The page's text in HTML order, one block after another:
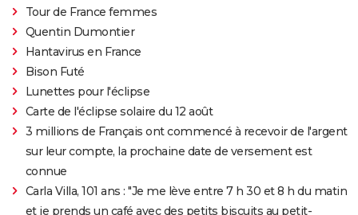
Tour de France femmes
Quentin Dumontier
Hantavirus en France
Bison Futé
Lunettes pour l'éclipse
Carte de l'éclipse solaire du 12 août
3 millions de Français ont commencé à recevoir de l'argent
sur leur compte, la prochaine date de versement est
connue
Carla Villa, 101 ans : "Je me lève entre 7 h 30 et 8 h du matin
et je prends un café avec des petits biscuits au petit-